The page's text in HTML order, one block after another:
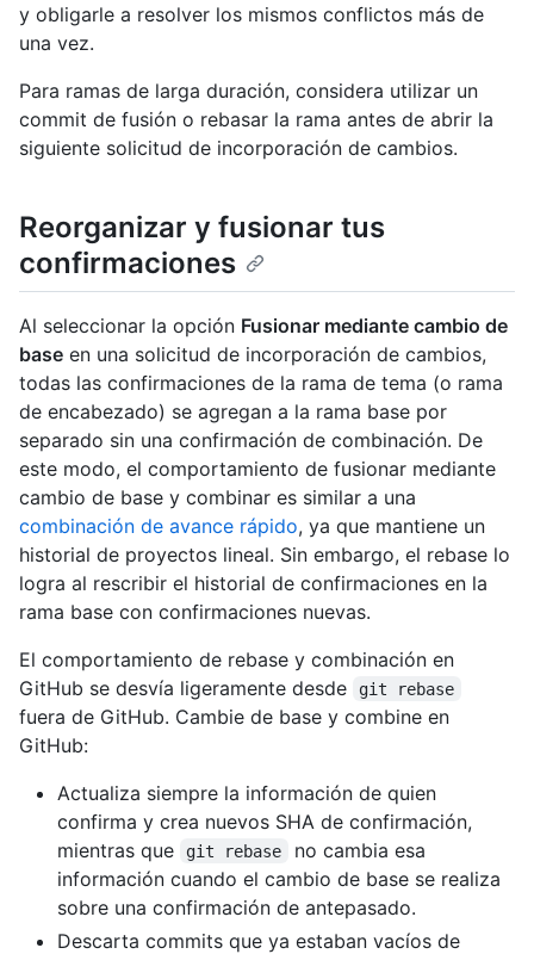
y obligarle a resolver los mismos conflictos más de
una vez.
Para ramas de larga duración, considera utilizar un
commit de fusión o rebasar la rama antes de abrir la
siguiente solicitud de incorporación de cambios.
Reorganizar y fusionar tus
confirmaciones
Al seleccionar la opción Fusionar mediante cambio de
base en una solicitud de incorporación de cambios,
todas las confirmaciones de la rama de tema (o rama
de encabezado) se agregan a la rama base por
separado sin una confirmación de combinación. De
este modo, el comportamiento de fusionar mediante
cambio de base y combinar es similar a una
combinación de avance rápido, ya que mantiene un
historial de proyectos lineal. Sin embargo, el rebase lo
logra al rescribir el historial de confirmaciones en la
rama base con confirmaciones nuevas.
El comportamiento de rebase y combinación en
GitHub se desvía ligeramente desde
git rebase
fuera de GitHub. Cambie de base y combine en
GitHub:
Actualiza siempre la información de quien
confirma y crea nuevos SHA de confirmación,
mientras que
git rebase
no cambia esa
información cuando el cambio de base se realiza
sobre una confirmación de antepasado.
Descarta commits que ya estaban vacíos de